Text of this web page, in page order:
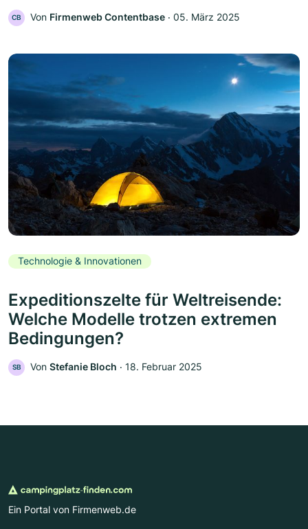
CB Von Firmenweb Contentbase ‧ 05. März 2025
Technologie & Innovationen
Expeditionszelte für Weltreisende:
Welche Modelle trotzen extremen
Bedingungen?
SB Von Stefanie Bloch ‧ 18. Februar 2025
Ein Portal von Firmenweb.de